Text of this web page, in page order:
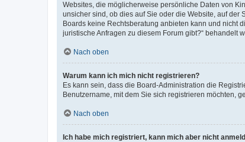
Websites, die möglicherweise persönliche Daten von
unsicher sind, ob dies auf Sie oder die Website, auf
Boards keine Rechtsberatung anbieten kann und nicht
juristische Anfragen zu diesem Forum gibt?“ behandelt
Nach oben
Warum kann ich mich nicht registrieren?
Es kann sein, dass die Board-Administration die
Benutzername, mit dem Sie sich registrieren möchten,
Nach oben
Ich habe mich registriert, kann mich aber nicht